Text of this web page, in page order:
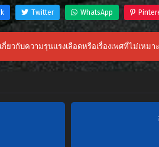
Twitter WhatsApp
กี่ยวกับความรุนแรงเลือดหรือเรื่องเพศที่ไม่เหม